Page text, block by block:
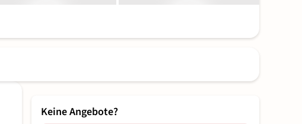
Keine Angebote?